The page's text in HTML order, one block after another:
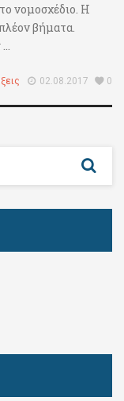
νομοσχέδιο. Η
βήματα.
02.08.2017 0